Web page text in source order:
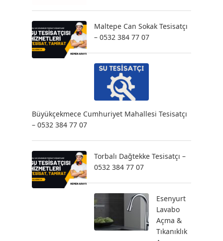
Maltepe Can Sokak Tesisatçı
– 0532 384 77 07
Büyükçekmece Cumhuriyet Mahallesi Tesisatçı
– 0532 384 77 07
Torbalı Dağtekke Tesisatçı –
0532 384 77 07
Esenyurt
Lavabo
Açma &
Tıkanıklık